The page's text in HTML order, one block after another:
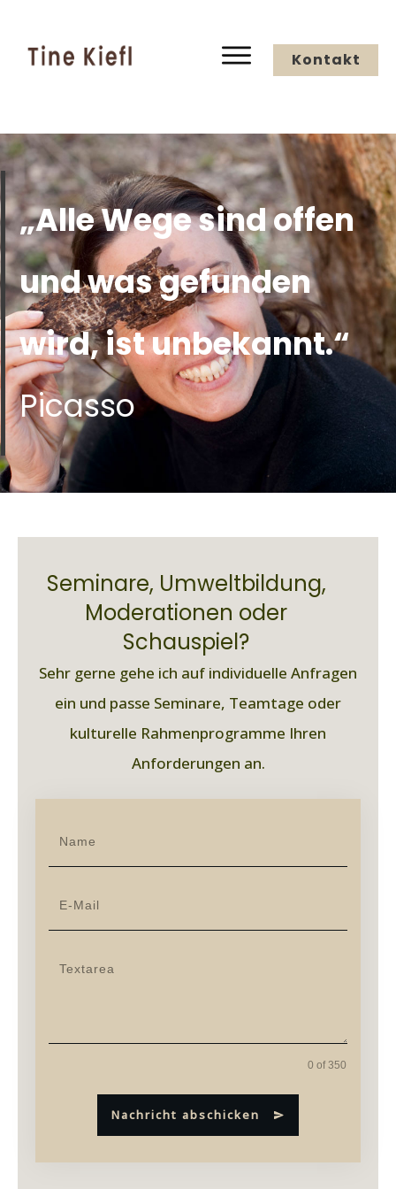
Kontakt
„Alle Wege sind offen
und was gefunden
wird, ist unbekannt.“
Picasso
Seminare, Umweltbildung,
Moderationen oder
Schauspiel?
Sehr gerne gehe ich auf individuelle Anfragen
ein und passe Seminare, Teamtage oder
kulturelle Rahmenprogramme Ihren
Anforderungen an.
0 of 350
Nachricht abschicken